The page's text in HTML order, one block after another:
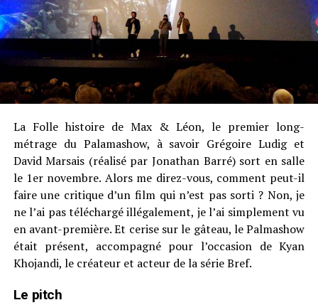
La Folle histoire de Max & Léon, le premier long-
métrage du Palamashow, à savoir Grégoire Ludig et
David Marsais (réalisé par Jonathan Barré) sort en salle
le 1er novembre. Alors me direz-vous, comment peut-il
faire une critique d’un film qui n’est pas sorti ? Non, je
ne l’ai pas téléchargé illégalement, je l’ai simplement vu
en avant-première. Et cerise sur le gâteau, le Palmashow
était présent, accompagné pour l’occasion de Kyan
Khojandi, le créateur et acteur de la série Bref.
Le pitch